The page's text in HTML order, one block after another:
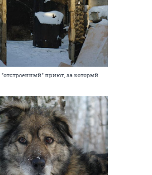
приют, за который